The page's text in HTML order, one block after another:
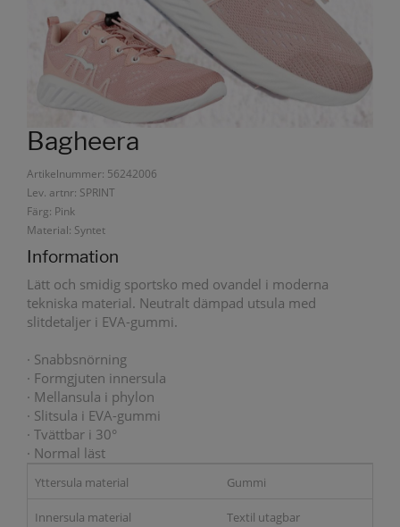
Bagheera
Artikelnummer: 56242006
Lev. artnr: SPRINT
Färg: Pink
Material: Syntet
Information
Lätt och smidig sportsko med ovandel i moderna
tekniska material. Neutralt dämpad utsula med
slitdetaljer i EVA-gummi.
· Snabbsnörning
· Formgjuten innersula
· Mellansula i phylon
· Slitsula i EVA-gummi
· Tvättbar i 30°
· Normal läst
Yttersula material Gummi
Innersula material Textil utagbar